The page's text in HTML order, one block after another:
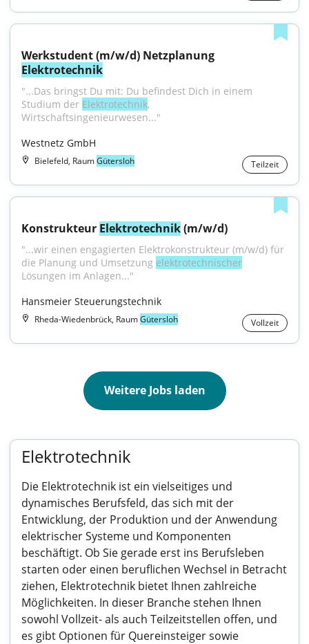
Elektrotechnik
"...Das bringst Du mit: Du befindest Dich in einem
Studium der Elektrotechnik,
Wirtschaftsingenieurwesen..."
Westnetz GmbH
Bielefeld, RaumGütersloh Teilzeit
Konstrukteur Elektrotechnik (m/w/d)
"...wir einen engagierten Elektrokonstrukteur (m/w/d) für
die Planung und Umsetzung elektrotechnischer
Lösungen im Anlagen..."
Hansmeier Steuerungstechnik
Rheda-Wiedenbrück, RaumGütersloh Vollzeit
Weitere Jobs laden
Elektrotechnik
Die Elektrotechnik ist ein vielseitiges und
dynamisches Berufsfeld, das sich mit der
Entwicklung, der Produktion und der Anwendung
elektrischer Systeme und Komponenten
beschäftigt. Ob Sie gerade erst ins Berufsleben
starten oder einen beruflichen Wechsel in Betracht
ziehen, Elektrotechnik bietet Ihnen zahlreiche
Möglichkeiten. In dieser Branche stehen Ihnen
sowohl Vollzeit- als auch Teilzeitstellen offen, und
es gibt Optionen für Quereinsteiger sowie